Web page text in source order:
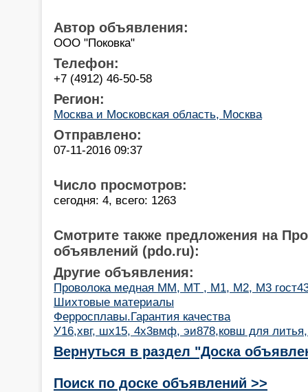
Автор объявления:
ООО "Поковка"
Телефон:
+7 (4912) 46-50-58
Регион:
Москва и Московская область, Москва
Отправлено:
07-11-2016 09:37
Число просмотров:
сегодня: 4, всего: 1263
Смотрите также предложения на
объявлений (pdo.ru):
Другие объявления:
Проволока медная ММ, МТ , М1, М2, М3
Шихтовые материалы
Ферросплавы.Гарантия качества
У16,хвг, шх15, 4х3вмф, эи878,ковш для литья,
Вернуться в раздел "Доска
Поиск по доске объявлений >>